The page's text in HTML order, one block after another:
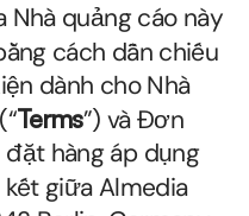
Nhà quảng cáo này
cách dẫn chiếu
dành cho Nhà
Terms”) và Đơn
hàng áp dụng
giữa Almedia